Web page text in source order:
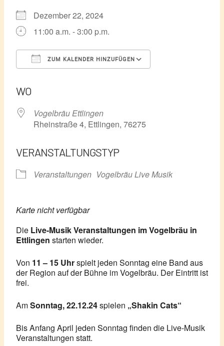
Dezember 22, 2024
11:00 a.m. - 3:00 p.m.
ZUM KALENDER HINZUFÜGEN
WO
Vogelbräu Ettlingen
Rheinstraße 4, Ettlingen, 76275
VERANSTALTUNGSTYP
Veranstaltungen Vogelbräu Live Musik
Karte nicht verfügbar
Die Live-Musik Veranstaltungen im Vogelbräu in
Ettlingen starten wieder.
Von 11 – 15 Uhrspielt jeden Sonntag eine Band aus
der Region auf der Bühne im Vogelbräu. Der Eintritt ist
frei.
AmSonntag, 22.12.24spielen „Shakin Cats“
Bis Anfang April jeden Sonntag finden die Live-Musik
Veranstaltungen statt.